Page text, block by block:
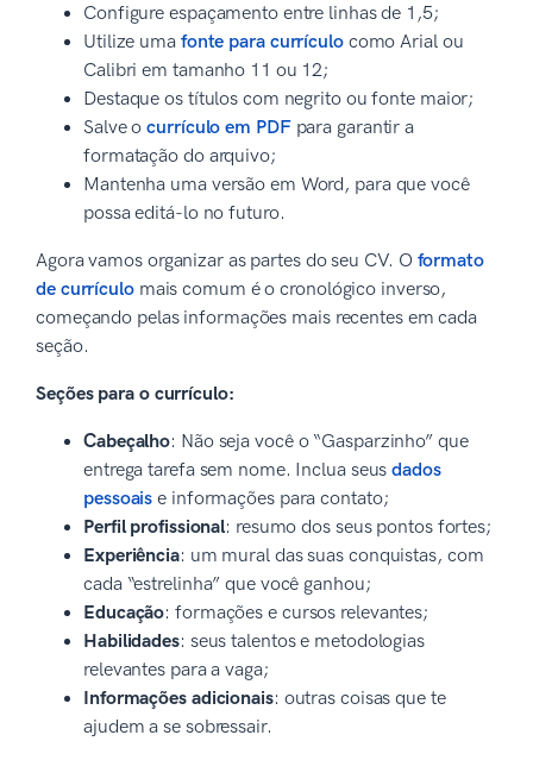
Configure espaçamento entre linhas de 1,5;
Utilize uma fonte para currículocomo Arial ou
Calibri em tamanho 11 ou 12;
Destaque os títulos com negrito ou fonte maior;
Salve ocurrículo em PDFpara garantir a
formatação do arquivo;
Mantenha uma versão em Word, para que você
possa editá-lo no futuro.
Agora vamos organizar as partes do seu CV. O formato
de currículomais comum é o cronológico inverso,
começando pelas informações mais recentes em cada
seção.
Seções para o currículo:
Cabeçalho: Não seja você o “Gasparzinho” que
entrega tarefa sem nome. Inclua seusdados
pessoais e informações para contato;
Perfil profissional: resumo dos seus pontos fortes;
Experiência: um mural das suas conquistas, com
cada “estrelinha” que você ganhou;
Educação: formações e cursos relevantes;
Habilidades: seus talentos e metodologias
relevantes para a vaga;
Informações adicionais: outras coisas que te
ajudem a se sobressair.